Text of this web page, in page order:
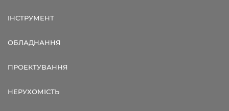
ІНСТРУМЕНТ
ОБЛАДНАННЯ
ПРОЕКТУВАННЯ
НЕРУХОМІСТЬ